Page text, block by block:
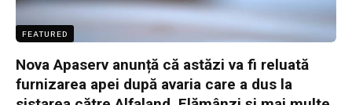
FEATURED
Nova Apaserv anunță că astăzi va fi reluată
furnizarea apei după avaria care a dus la